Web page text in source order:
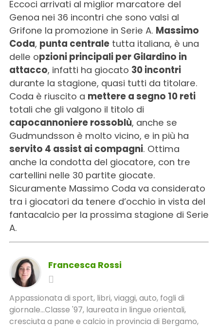
Eccoci arrivati al miglior marcatore del
Genoa nei 36 incontri che sono valsi al
Grifone la promozione in Serie A. Massimo
Coda, punta centraletutta italiana, è una
delle opzioni principali per Gilardino in
attacco, infatti ha giocato 30 incontri
durante la stagione, quasi tutti da titolare.
Coda è riuscito a mettere a segno 10 reti
totali che gli valgono il titolo di
capocannoniere rossoblù, anche se
Gudmundsson è molto vicino, e in più ha
servito 4 assist ai compagni. Ottima
anche la condotta del giocatore, con tre
cartellini nelle 30 partite giocate.
Sicuramente Massimo Coda va considerato
tra i giocatori da tenere d’occhio in vista del
fantacalcio per la prossima stagione di Serie
A.
Francesca Rossi
Appassionata di sport, libri, viaggi, auto, fogli di
giornale...Classe '97, laureata in lingue orientali,
cresciuta a pane e calcio in provincia di Bergamo,